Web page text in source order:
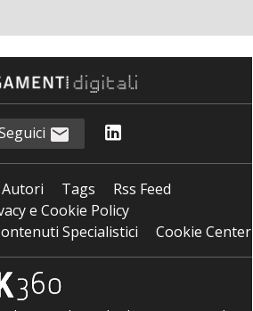
Autori Tags
Rss Feed
e Cookie Policy
Specialistici
Cookie Center